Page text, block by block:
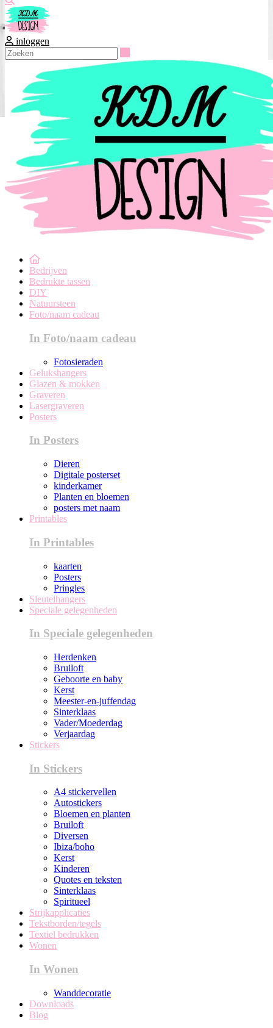
inloggen
Bedrijven
Bedrukte tassen
DIY
Natuursteen
Foto/naam cadeau
In Foto/naam cadeau
Fotosieraden
Gelukshangers
Glazen & mokken
Graveren
Lasergraveren
Posters
In Posters
Dieren
Digitale posterset
kinderkamer
Planten en bloemen
posters met naam
Printables
In Printables
kaarten
Posters
Pringles
Sleutelhangers
Speciale gelegenheden
In Speciale gelegenheden
Herdenken
Bruiloft
Geboorte en baby
Kerst
Meester-en-juffendag
Sinterklaas
Vader/Moederdag
Verjaardag
Stickers
In Stickers
A4 stickervellen
Autostickers
Bloemen en planten
Bruiloft
Diversen
Ibiza/boho
Kerst
Kinderen
Quotes en teksten
Sinterklaas
Spiritueel
Strijkapplicaties
Tekstborden/tegels
Textiel bedrukken
Wonen
In Wonen
Wanddecoratie
Downloads
Blog